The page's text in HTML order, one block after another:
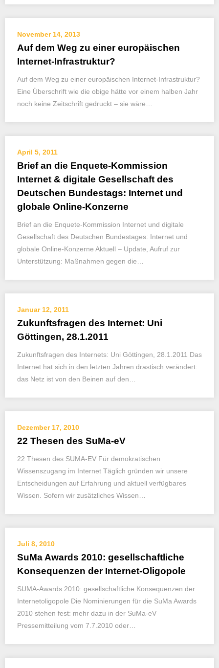
November 14, 2013
Auf dem Weg zu einer europäischen
Internet-Infrastruktur?
Auf dem Weg zu einer europäischen Internet-Infrastruktur?
Eine Überschrift wie die obige hätte vor einem halben Jahr
noch keine Zeitschrift gedruckt – sie wäre…
April 5, 2011
Brief an die Enquete-Kommission
Internet & digitale Gesellschaft des
Deutschen Bundestags: Internet und
globale Online-Konzerne
Brief an die Enquete-Kommission Internet und digitale
Gesellschaft des Deutschen Bundestages: Internet und
globale Online-Konzerne Aktuell – Update, Aufruf zur
Unterstützung: Maßnahmen gegen die…
Januar 12, 2011
Zukunftsfragen des Internet: Uni
Göttingen, 28.1.2011
Zukunftsfragen des Internets: Uni Göttingen, 28.1.2011 Das
Internet hat sich in den letzten Jahren drastisch verändert:
das Netz ist von den Beinen auf den…
Dezember 17, 2010
22 Thesen des SuMa-eV
22 Thesen des SUMA-EV Für demokratischen
Wissenszugang im Internet Täglich gründen wir unsere
Entscheidungen auf Erfahrung und aktuell verfügbares
Wissen. Sofern wir zusätzliches Wissen…
Juli 8, 2010
SuMa Awards 2010: gesellschaftliche
Konsequenzen der Internet-Oligopole
SUMA-Awards 2010: gesellschaftliche Konsequenzen der
Internetoligopole Die Nominierungen für die SuMa Awards
2010 stehen fest: mehr dazu in der SuMa-eV
Pressemitteilung vom 7.7.2010 oder…